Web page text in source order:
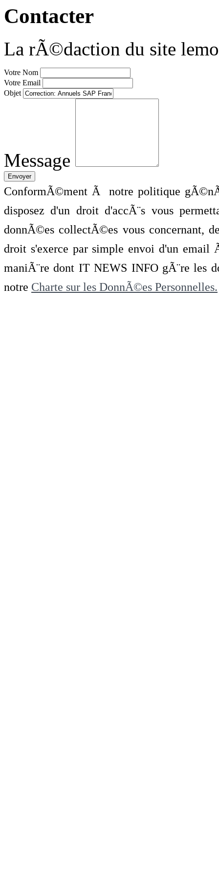
Contacter
La rÃ©daction du site
Votre Nom
Votre Email
Objet
Message
ConformÃ©ment Ã notre politique
disposez d'un droit d'accÃ¨s vous
donnÃ©es collectÃ©es vous concernant,
droit s'exerce par simple envoi d'un
maniÃ¨re dont IT NEWS INFO gÃ¨re les
notre Charte sur les DonnÃ©es Personnelles.